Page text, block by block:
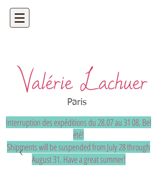
Artisan bijoutier - bijoux précieux et
uniques sur mesure
Paris
Interruption des expéditions du 28.07 au 31 08. Bel
été!
Shipments will be suspended from July 28 through
August 31. Have a great summer!